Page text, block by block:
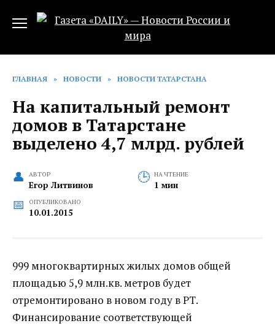
ГЛАВНАЯ » НОВОСТИ » НОВОСТИ ТАТАРСТАНА
На капитальный ремонт
домов в Татарстане
выделено 4,7 млрд. рублей
АВТОР
Егор Литвинов
НА ЧТЕНИЕ
1 мин
ОПУБЛИКОВАНО
10.01.2015
999 многоквартирных жилых домов общей
площадью 5,9 млн.кв. метров будет
отремонтировано в новом году в РТ.
Финансирование соответствующей